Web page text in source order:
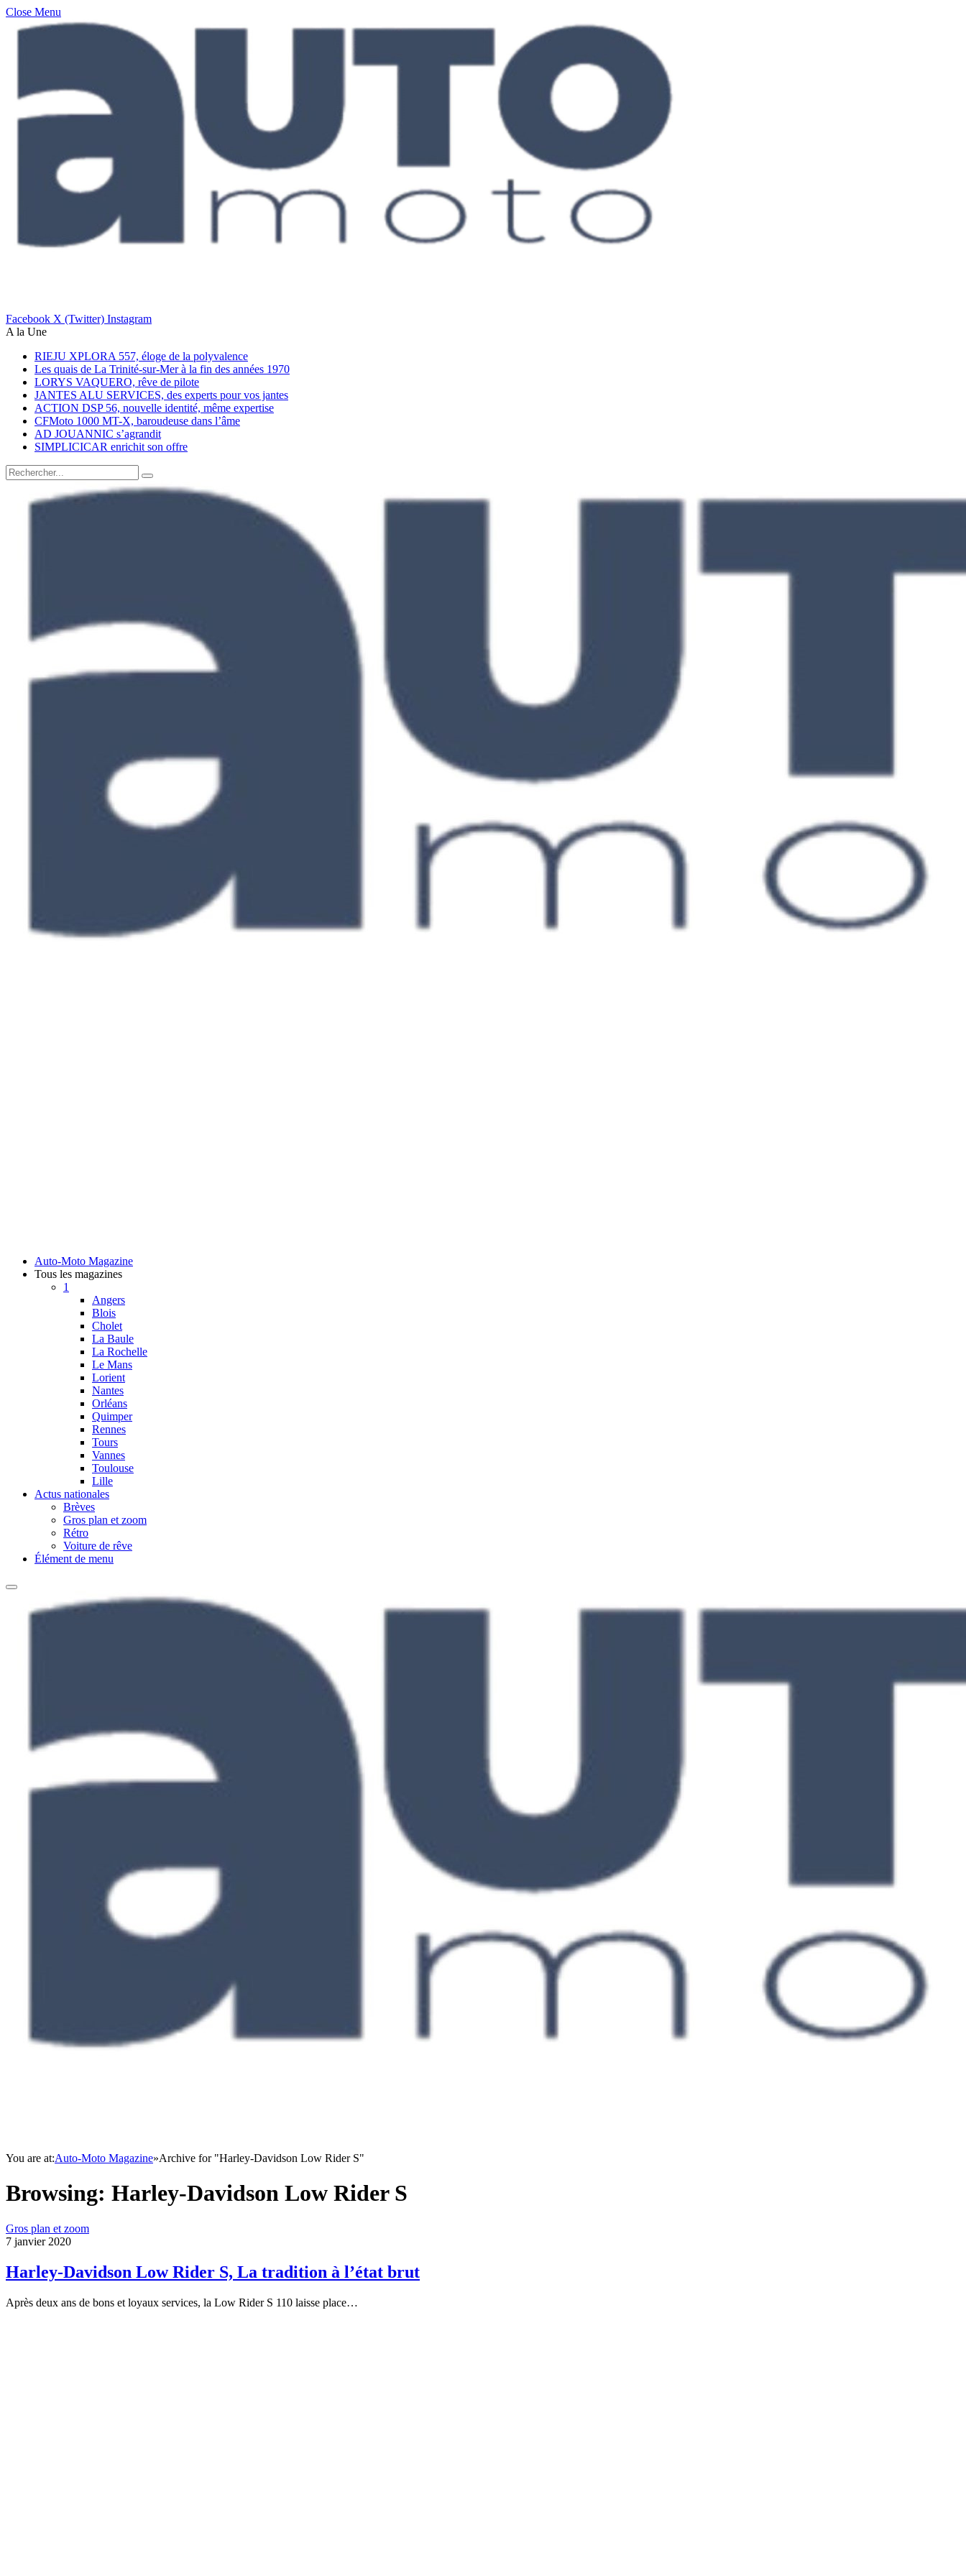
Close Menu
Facebook X (Twitter) Instagram
A la Une
RIEJU XPLORA 557, éloge de la polyvalence
Les quais de La Trinité-sur-Mer à la fin des années 1970
LORYS VAQUERO, rêve de pilote
JANTES ALU SERVICES, des experts pour vos jantes
ACTION DSP 56, nouvelle identité, même expertise
CFMoto 1000 MT-X, baroudeuse dans l’âme
AD JOUANNIC s’agrandit
SIMPLICICAR enrichit son offre
Auto-Moto Magazine
Tous les magazines
1
Angers
Blois
Cholet
La Baule
La Rochelle
Le Mans
Lorient
Nantes
Orléans
Quimper
Rennes
Tours
Vannes
Toulouse
Lille
Actus nationales
Brèves
Gros plan et zoom
Rétro
Voiture de rêve
Élément de menu
You are at:Auto-Moto Magazine»Archive for "Harley-Davidson Low Rider S"
Browsing: Harley-Davidson Low Rider S
Gros plan et zoom
7 janvier 2020
Harley-Davidson Low Rider S, La tradition à l’état brut
Après deux ans de bons et loyaux services, la Low Rider S 110 laisse place…